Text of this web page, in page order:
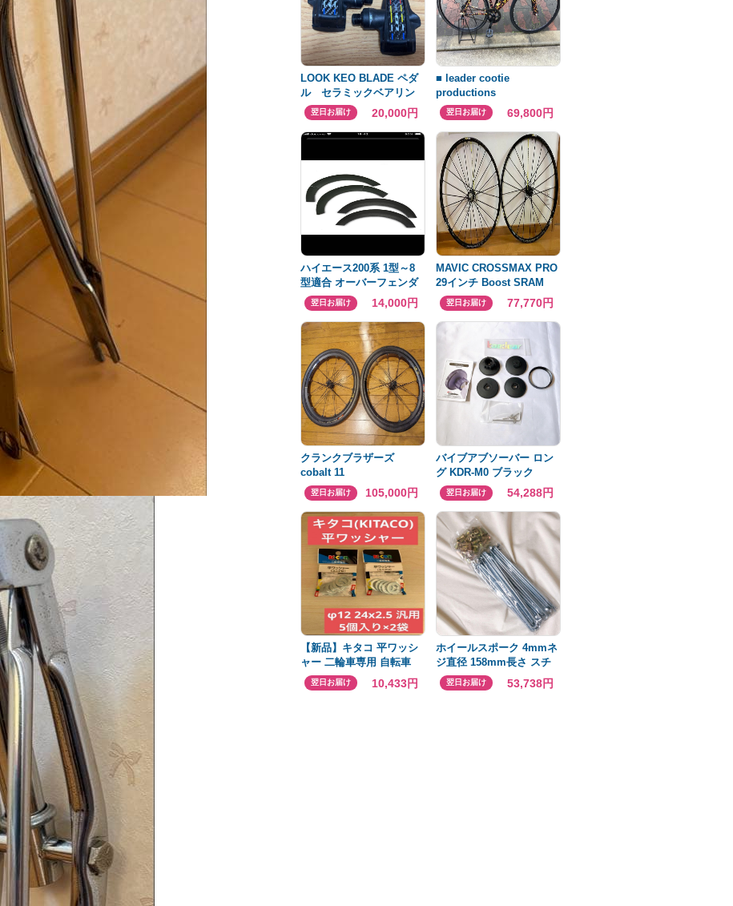
LOOK KEO BLADE ペダ
ル セラミックベアリン
グ翌日お届け 20,000円
■ leader cootie
productions
翌日お届け 69,800円
ハイエース200系 1型～8
型適合 オーバーフェンダ
ー 車検対応 値引交渉
可
翌日お届け 14,000円
MAVIC CROSSMAX PRO
29インチ Boost SRAM
XD翌日お届け 77,770円
クランクブラザーズ
cobalt 11
翌日お届け 105,000円
バイブアブソーバー ロン
グ KDR-M0 ブラック
17mm 振動吸収
翌日お届け 54,288円
【新品】キタコ 平ワッシ
ャー 二輪車専用 自転車
バイク セット販売 汎用
翌日お届け 10,433円
ホイールスポーク 4mmネ
ジ直径 158mm長さ スチ
ール クロム 36個入
翌日お届け 53,738円